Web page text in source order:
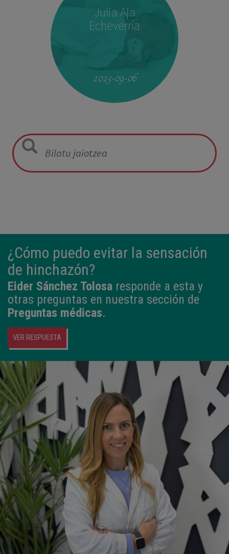
Julia Aja
Echeverría
2025-09-06
¿Cómo puedo evitar la sensación
de hinchazón?
Eider Sánchez Tolosa responde a esta y
otras preguntas en nuestra sección de
Preguntas médicas.
VER RESPUESTA